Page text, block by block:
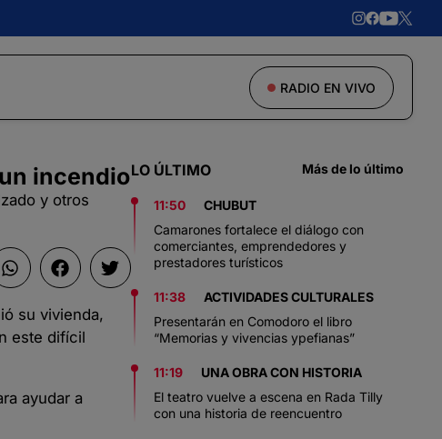
RADIO EN VIVO
incendio
y otros
su vivienda,
este difícil
ayudar a
LO ÚLTIMO Más de lo último
11:50
CHUBUT
Camarones fortalece el diálogo con
comerciantes, emprendedores y
prestadores turísticos
11:38
ACTIVIDADES CULTURALES
Presentarán en Comodoro el libro
“Memorias y vivencias ypefianas”
11:19
UNA OBRA CON HISTORIA
El teatro vuelve a escena en Rada Tilly
con una historia de reencuentro